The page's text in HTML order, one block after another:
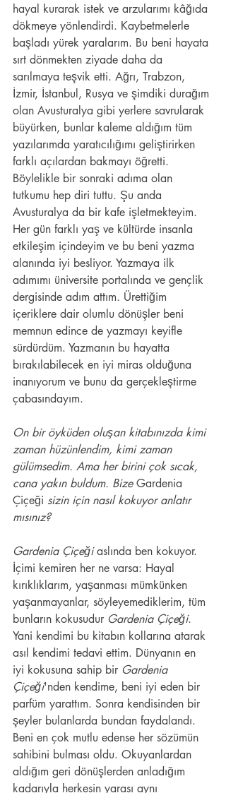
hayal kurarak istek ve arzularımı kâğıda
dökmeye yönlendirdi. Kaybetmelerle
başladı yürek yaralarım. Bu beni hayata
sırt dönmekten ziyade daha da
sarılmaya teşvik etti. Ağrı, Trabzon,
İzmir, İstanbul, Rusya ve şimdiki durağım
olan Avusturalya gibi yerlere savrularak
büyürken, bunlar kaleme aldığım tüm
yazılarımda yaratıcılığımı geliştirirken
farklı açılardan bakmayı öğretti.
Böylelikle bir sonraki adıma olan
tutkumu hep diri tuttu. Şu anda
Avusturalya da bir kafe işletmekteyim.
Her gün farklı yaş ve kültürde insanla
etkileşim içindeyim ve bu beni yazma
alanında iyi besliyor. Yazmaya ilk
adımımı üniversite portalında ve gençlik
dergisinde adım attım. Ürettiğim
içeriklere dair olumlu dönüşler beni
memnun edince de yazmayı keyifle
sürdürdüm. Yazmanın bu hayatta
bırakılabilecek en iyi miras olduğuna
inanıyorum ve bunu da gerçekleştirme
çabasındayım.
On bir öyküden oluşan kitabınızda kimi
zaman hüzünlendim, kimi zaman
gülümsedim. Ama her birini çok sıcak,
cana yakın buldum. Bize Gardenia
Çiçeği sizin için nasıl kokuyor anlatır
mısınız?
Gardenia Çiçeği aslında ben kokuyor.
İçimi kemiren her ne varsa: Hayal
kırıklıklarım, yaşanması mümkünken
yaşanmayanlar, söyleyemediklerim, tüm
bunların kokusudur Gardenia Çiçeği.
Yani kendimi bu kitabın kollarına atarak
asıl kendimi tedavi ettim. Dünyanın en
iyi kokusuna sahip bir Gardenia
Çiçeği'nden kendime, beni iyi eden bir
parfüm yarattım. Sonra kendisinden bir
şeyler bulanlarda bundan faydalandı.
Beni en çok mutlu edense her sözümün
sahibini bulması oldu. Okuyanlardan
aldığım geri dönüşlerden anladığım
kadarıyla herkesin yarası aynı